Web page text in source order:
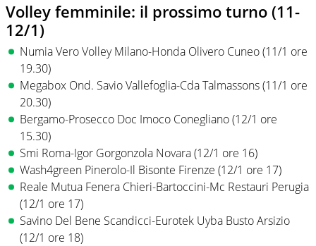
Volley femminile: il prossimo turno (11-
12/1)
Numia Vero Volley Milano-Honda Olivero Cuneo (11/1 ore
19.30)
Megabox Ond. Savio Vallefoglia-Cda Talmassons (11/1 ore
20.30)
Bergamo-Prosecco Doc Imoco Conegliano (12/1 ore
15.30)
Smi Roma-Igor Gorgonzola Novara (12/1 ore 16)
Wash4green Pinerolo-Il Bisonte Firenze (12/1 ore 17)
Reale Mutua Fenera Chieri-Bartoccini-Mc Restauri Perugia
(12/1 ore 17)
Savino Del Bene Scandicci-Eurotek Uyba Busto Arsizio
(12/1 ore 18)